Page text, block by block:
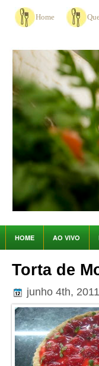
Home
HOME AO VIVO
Torta de
junho 4th, 2011